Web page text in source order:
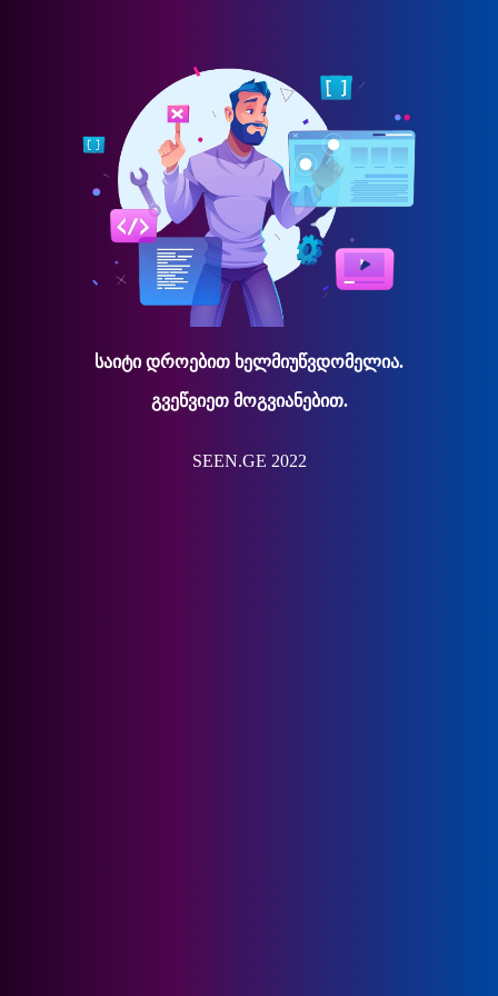
საიტი დროებით ხელმიუწვდომელია.
გვეწვიეთ მოგვიანებით.
SEEN.GE 2022